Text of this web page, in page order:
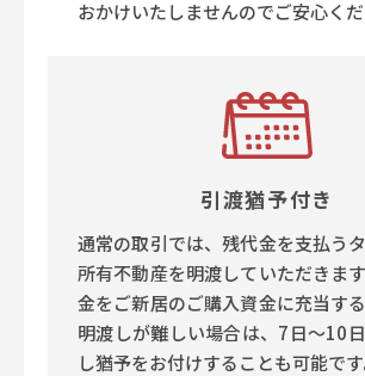
おかけいたしませんのでご安心くだ
引渡猶予付き
通常の取引では、残代金を支払う
所有不動産を明渡していただきま
金をご新居のご購入資金に充当す
明渡しが難しい場合は、7日～10
し猶予をお付けすることも可能です